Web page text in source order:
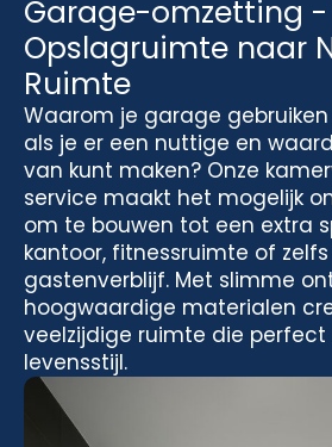
Garage-omzetting -
Opslagruimte naar
Ruimte
Waarom je garage
als je er een nuttige en
van kunt maken? Onze
service maakt het mogelijk
om te bouwen tot een extra
kantoor, fitnessruimte of
gastenverblijf. Met slimme
hoogwaardige materialen
veelzijdige ruimte die
levensstijl.